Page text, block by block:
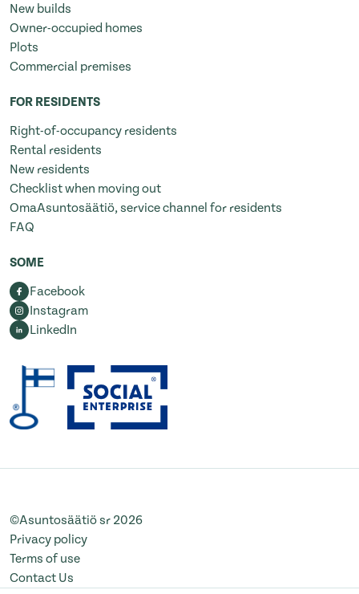
New builds
Owner-occupied homes
Plots
Commercial premises
FOR RESIDENTS
Right-of-occupancy residents
Rental residents
New residents
Checklist when moving out
OmaAsuntosäätiö, service channel for residents
FAQ
SOME
Facebook
Instagram
LinkedIn
©Asuntosäätiö sr 2026
Privacy policy
Terms of use
Contact Us